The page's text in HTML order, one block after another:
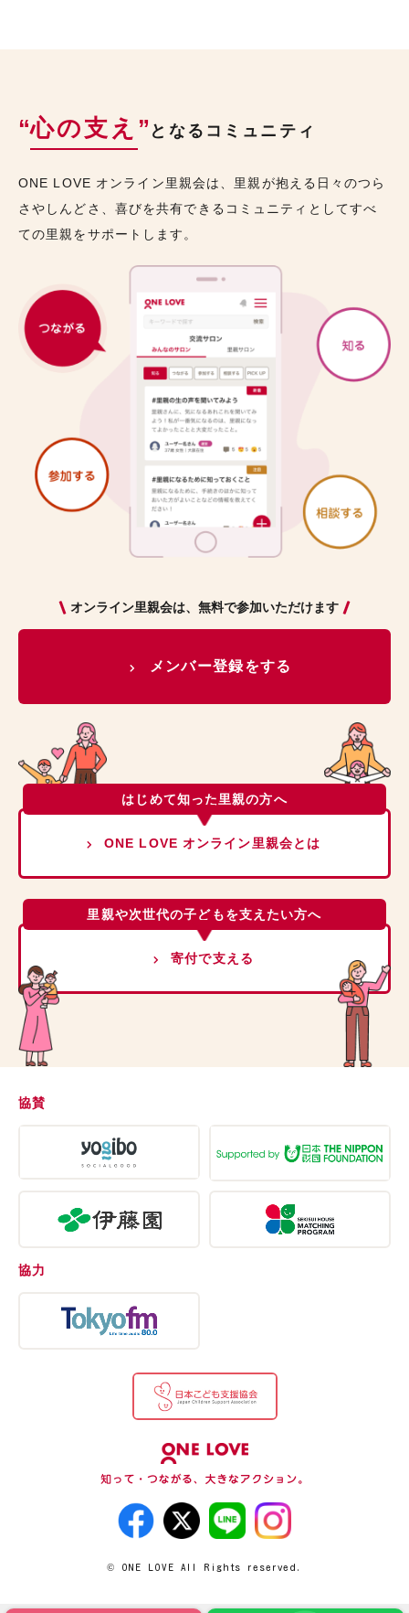
“心の支え ” となるコミュニティ
ONE LOVE オンライン里親会は、里親が抱える日々のつら
さやしんどさ、喜びを共有できるコミュニティとしてすべ
ての里親をサポートします。
オンライン里親会は、無料で参加いただけます
メンバー登録をする
はじめて知った里親の方へ
ONE LOVE オンライン里親会とは
里親や次世代の子どもを支えたい方へ
寄付で支える
協賛
協力
© ONE LOVE All Rights reserved.